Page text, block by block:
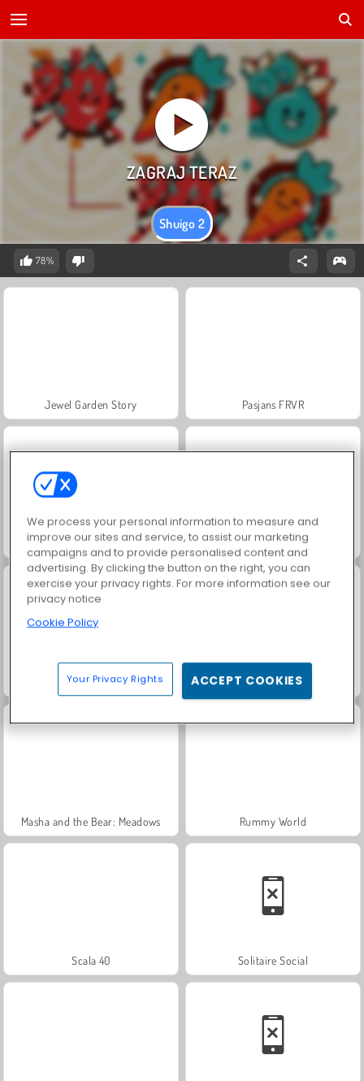
Shuigo 2
78%
Jewel Garden Story Pasjans FRVR
Juice Merge Grand Mahjong Connect
Trollface Quest: USA 2 Heroes of Myths
Masha and the Bear: Meadows Rummy World
Scala 40 Solitaire Social
We process your personal information to measure and
improve our sites and service, to assist our marketing
campaigns and to provide personalised content and
advertising. By clicking the button on the right, you can
exercise your privacy rights. For more information see our
privacy notice
Cookie Policy
Your Privacy Rights ACCEPT COOKIES